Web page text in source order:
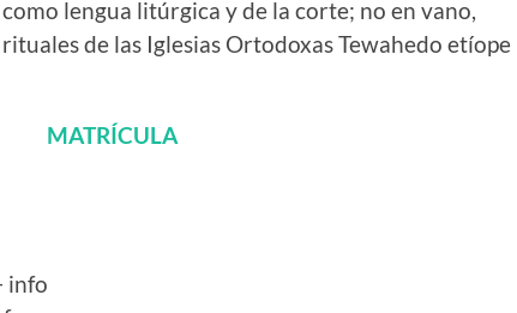
lengua litúrgica y de la corte; no en vano,
de las Iglesias Ortodoxas Tewahedo etíope
MATRÍCULA
info